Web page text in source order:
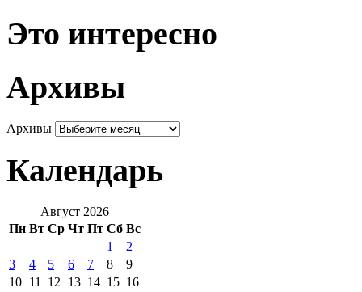
Это интересно
Архивы
Архивы
Календарь
Август 2026
Пн Вт Ср Чт Пт Сб Вс
1
2
3
4 5 6 7 8
9
10 11 12 13 14 15 16